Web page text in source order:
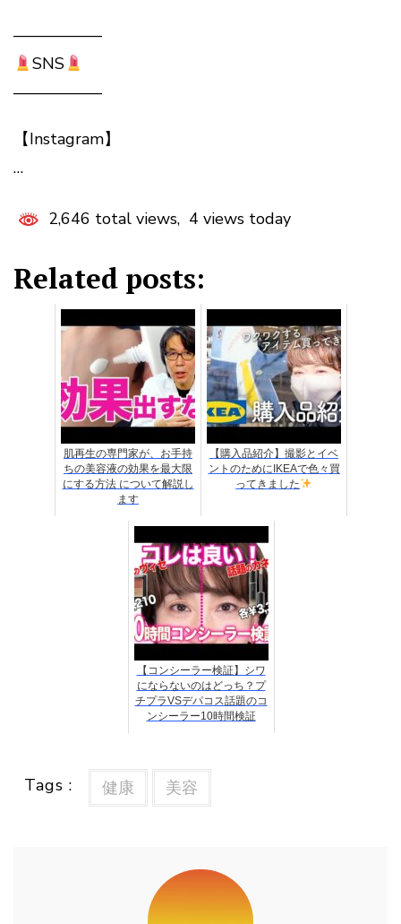
—————–
SNS
—————–
【Instagram】
…
2,646 total views, 4 views today
Related posts:
肌再生の専門家が、お手持
ちの美容液の効果を最大限
にする方法 について解説し
ます
【購入品紹介】撮影とイベ
ントのためにIKEAで色々買
ってきました
【コンシーラー検証】シワ
にならないのはどっち？プ
チプラVSデパコス話題のコ
ンシーラー10時間検証
Tags : 健康 美容